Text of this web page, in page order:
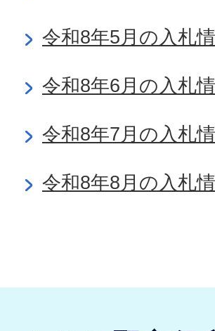
令和8年5月の入札
令和8年6月の入札
令和8年7月の入札
令和8年8月の入札